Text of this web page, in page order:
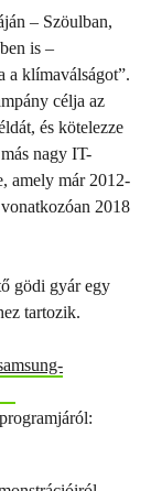
– Szöulban,
is –
a klímaválságot”.
célja az
és kötelezze
nagy IT-
amely már 2012-
2018
gödi gyár egy
tartozik.